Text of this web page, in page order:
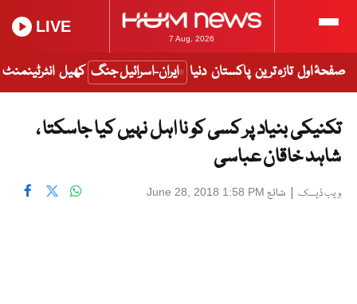
7 Aug, 2026
LIVE
صفحۂ اول تازہ ترین پاکستان دنیا ایران-اسرائیل جنگ کھیل انٹرٹینمنٹ
تکنیکی بنیاد پر کسی کو نا اہل نہیں کیا جاسکتا ،
شاہد خاقان عباسی
ویب ڈیسک | شائع June 28, 2018 1:58 PM